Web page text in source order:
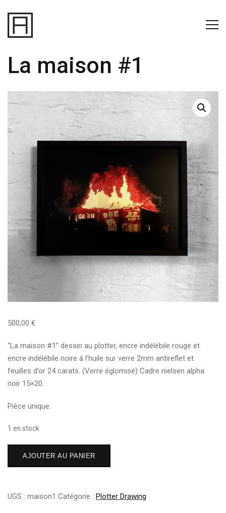
La maison #1
500,00 €
“La maison #1” dessin au plotter, encre indélébile rouge et
encre indélébile noire à l’huile sur verre 2mm antireflet et
feuilles d’or 24 carats. (Verre églomisé) Cadre nielsen alpha
noir 15×20.
Pièce unique.
1 en stock
maison
AJOUTER AU PANIER
UGS : maison1 Catégorie : Plotter Drawing